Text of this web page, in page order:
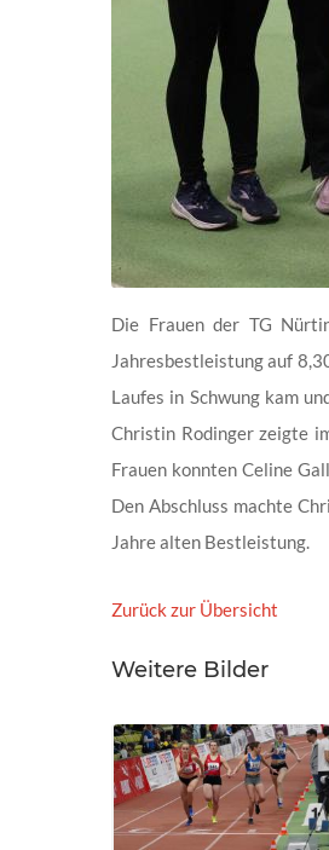
Die Frauen der TG
Jahresbestleistung auf
Laufes in Schwung kam
Christin Rodinger zeigte
Frauen konnten Celine
Den Abschluss machte
Jahre alten Bestleistung.
Zurück zur Übersicht
Weitere Bilder